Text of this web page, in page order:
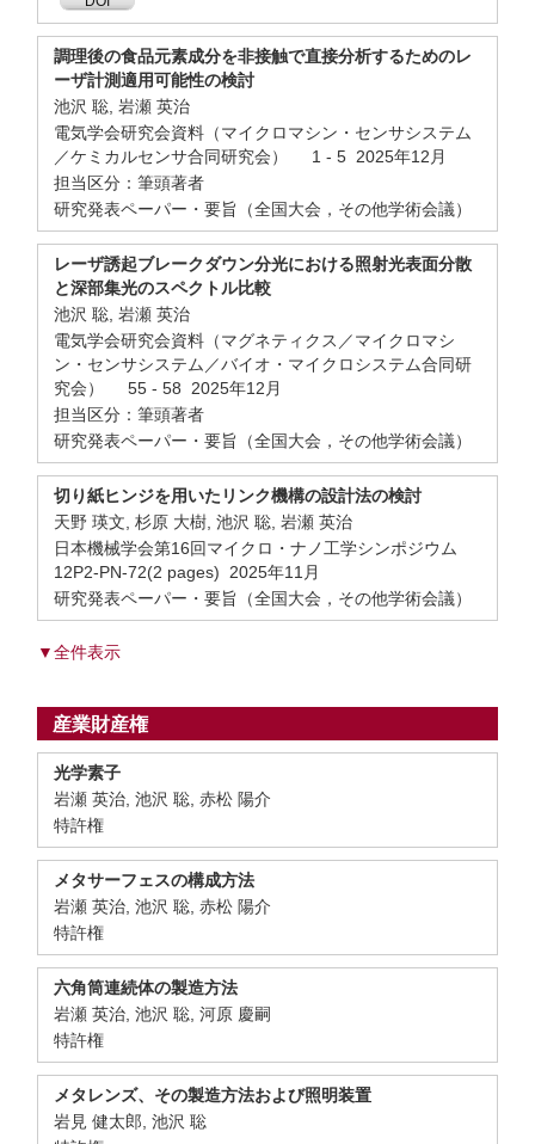
調理後の食品元素成分を非接触で直接分析するためのレ
ーザ計測適用可能性の検討
池沢 聡, 岩瀬 英治
電気学会研究会資料（マイクロマシン・センサシステム
／ケミカルセンサ合同研究会） 1 - 5 2025年12月
担当区分：筆頭著者
研究発表ペーパー・要旨（全国大会，その他学術会議）
レーザ誘起ブレークダウン分光における照射光表面分散
と深部集光のスペクトル比較
池沢 聡, 岩瀬 英治
電気学会研究会資料（マグネティクス／マイクロマシ
ン・センサシステム／バイオ・マイクロシステム合同研
究会） 55 - 58 2025年12月
担当区分：筆頭著者
研究発表ペーパー・要旨（全国大会，その他学術会議）
切り紙ヒンジを用いたリンク機構の設計法の検討
天野 瑛文, 杉原 大樹, 池沢 聡, 岩瀬 英治
日本機械学会第16回マイクロ・ナノ工学シンポジウム
12P2-PN-72(2 pages) 2025年11月
研究発表ペーパー・要旨（全国大会，その他学術会議）
▼全件表示
産業財産権
光学素子
岩瀬 英治, 池沢 聡, 赤松 陽介
特許権
メタサーフェスの構成方法
岩瀬 英治, 池沢 聡, 赤松 陽介
特許権
六角筒連続体の製造方法
岩瀬 英治, 池沢 聡, 河原 慶嗣
特許権
メタレンズ、その製造⽅法および照明装置
岩見 健太郎, 池沢 聡